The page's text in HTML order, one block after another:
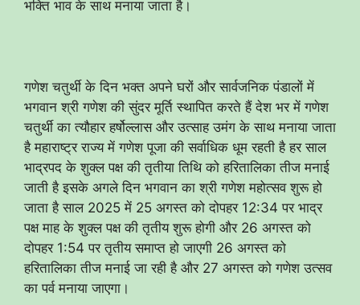
भक्ति भाव के साथ मनाया जाता है।
गणेश चतुर्थी के दिन भक्त अपने घरों और सार्वजनिक पंडालों में
भगवान श्री गणेश की सुंदर मूर्ति स्थापित करते हैं देश भर में गणेश
चतुर्थी का त्यौहार हर्षोल्लास और उत्साह उमंग के साथ मनाया जाता
है महाराष्ट्र राज्य में गणेश पूजा की सर्वाधिक धूम रहती है हर साल
भाद्रपद के शुक्ल पक्ष की तृतीया तिथि को हरितालिका तीज मनाई
जाती है इसके अगले दिन भगवान का श्री गणेश महोत्सव शुरू हो
जाता है साल 2025 में 25 अगस्त को दोपहर 12:34 पर भाद्र
पक्ष माह के शुक्ल पक्ष की तृतीय शुरू होगी और 26 अगस्त को
दोपहर 1:54 पर तृतीय समाप्त हो जाएगी 26 अगस्त को
हरितालिका तीज मनाई जा रही है और 27 अगस्त को गणेश उत्सव
का पर्व मनाया जाएगा।